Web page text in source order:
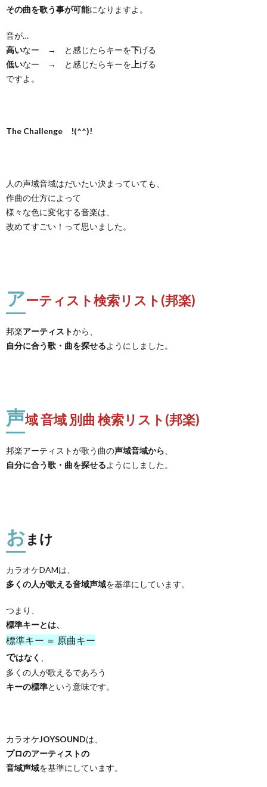
その曲を歌う事が可能になりますよ。
音が…
高いなー → と感じたらキーを下げる
低いなー → と感じたらキーを 上げる
ですよ。
The Challenge !(^^)!
人の声域音域はだいたい決まっていても、
作曲の仕方によって
様々な色に変化する音楽は、
改めてすごい！って思いました。
アーティスト検索リスト(邦楽)
邦楽アーティストから、
自分に合う歌・曲を探せるようにしました。
声域 音域 別曲 検索リスト(邦楽)
邦楽アーティストが歌う曲の声域音域から
自分に合う歌・曲を探せるようにしました。
おまけ
カラオケDAMは、
多くの人が歌える音域声域を基準にしています。
つまり、
標準キーとは、
標準キー ＝ 原曲キー
ではなく
多くの人が歌えるであろう
キーの標準という意味です。
カラオケJOYSOUNDは、
プロのアーティストの
音域声域を基準にしています。